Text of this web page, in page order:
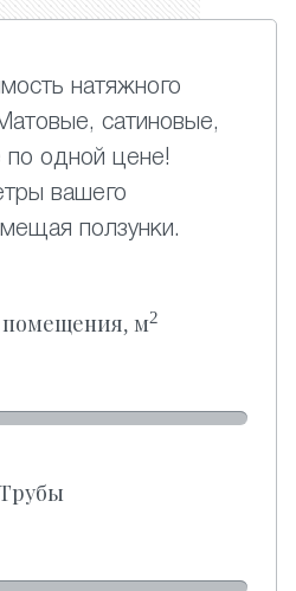
натяжного
сатиновые,
одной цене!
вашего
ползунки.
м2
Трубы